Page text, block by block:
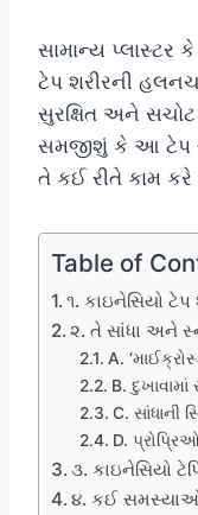
સામાન્ય પ્લાસ્ટર કે
ટેપ શરીરની
સુરક્ષિત અને
સમજીશું કે આ ટેપ
તે કઈ રીતે કામ
Table of
૧. કાઇનેસિયો
૨. તે સાંધા અને
A.
B.
C. સાંધાની
D.
૩. કાઇનેસિયો
૪. કઈ